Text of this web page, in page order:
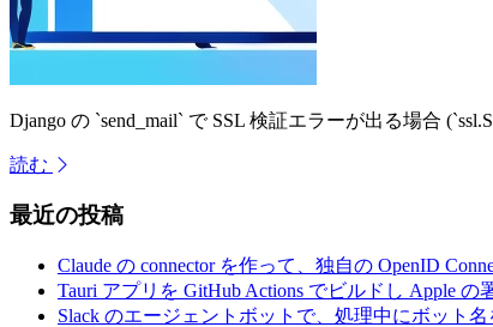
Django の `send_mail` で SSL 検証エラーが出る場合
読む
最近の投稿
Claude の connector を作って、独自の OpenID
Tauri アプリを GitHub Actions でビルドし Apple の
Slack のエージェントボットで、処理中にボット